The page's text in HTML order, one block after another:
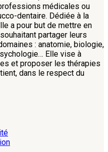
médicales ou
dentaire. Dédiée à la
a pour but de mettre en
partager leurs
: anatomie, biologie,
Elle vise à
et proposer les thérapies
dans le respect du